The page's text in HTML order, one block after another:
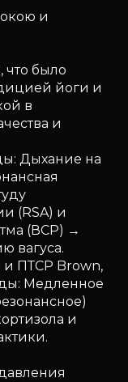
и
что было
йоги и
в
и
Дыхание на
(RSA) и
(ВСР) →
вагуса.
и ПТСР Brown,
Медленное
и